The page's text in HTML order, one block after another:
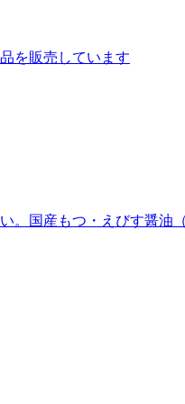
を販売しています
。国産もつ・えびす醤油